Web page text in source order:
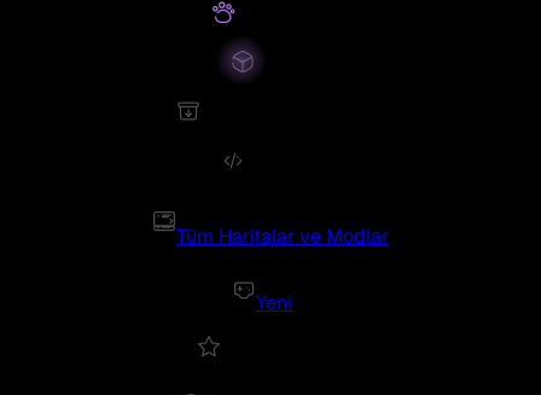
Tüm Haritalar ve Modlar
Yeni